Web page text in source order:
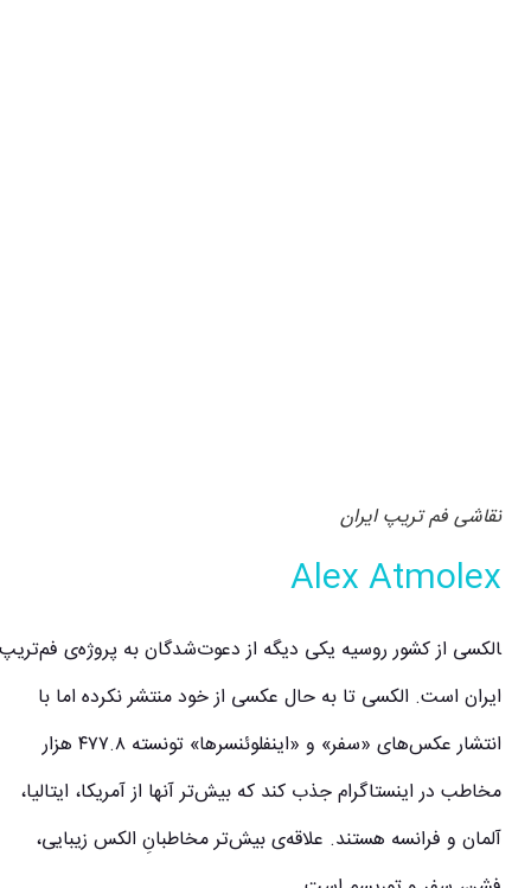
نقاشی فم تریپ ایران
Alex Atmolex
‍‍‍‍‍‍‍‍الکسی از کشور روسیه یکی دیگه از دعوت‌شدگان به پروژه‌ی فم‌تریپ
ایران است. الکسی تا به حال عکسی از خود منتشر نکرده اما با
انتشار عکس‌های «سفر» و «اینفلوئنسرها» تونسته ۴۷۷.۸ هزار
مخاطب در اینستاگرام جذب کند که بیش‌تر آنها از آمریکا، ایتالیا،
آلمان و فرانسه هستند. علاقه‌ی بیش‌تر مخاطبانِ الکس زیبایی،